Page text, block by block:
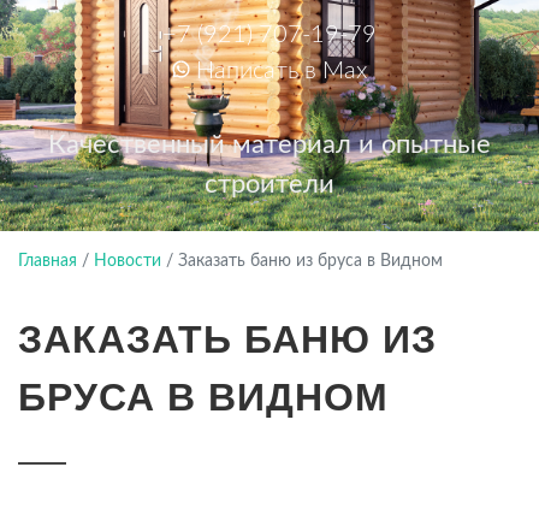
+7 (921) 707-19-79
Написать в Max
Качественный материал и опытные
строители
Главная / Новости / Заказать баню из бруса в Видном
ЗАКАЗАТЬ БАНЮ ИЗ
БРУСА В ВИДНОМ